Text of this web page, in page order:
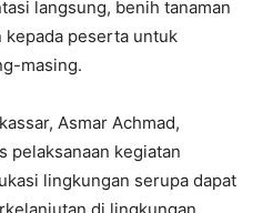
langsung, benih tanaman
peserta untuk
masing.
Asmar Achmad,
pelaksanaan kegiatan
lingkungan serupa dapat
di lingkungan